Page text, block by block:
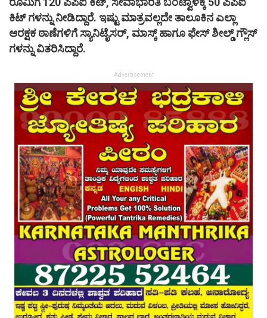
ಕಿಟ್ ಗಳನ್ನು ನೀಡಿದ್ದಾರೆ. ಇಷ್ಟು ಮಾತ್ರವಲ್ಲದೇ ತಾಲೂಕಿನ ಎಲ್ಲಾ
ಆರಕ್ಷಕ ಠಾಣೆಗಳಿಗೆ ಸ್ಯಾನಿಟೈಸರ್, ಮಾಸ್ಕ್ ಹಾಗೂ ಫೇಸ್ ಶೀಲ್ಡ್ ಗ್ಲೌಸ್
ಗಳನ್ನು ವಿತರಿಸಿದ್ದಾರೆ.
Advertisement